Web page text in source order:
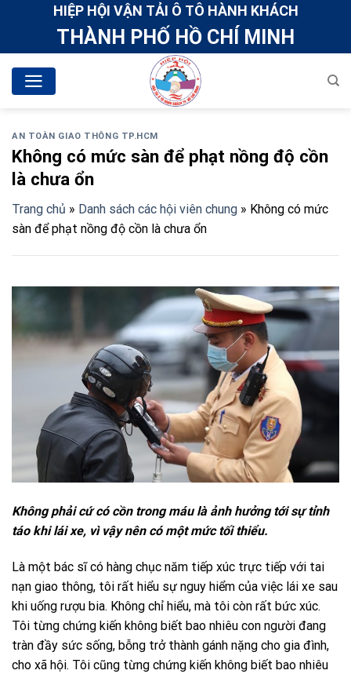
HIỆP HỘI VẬN TẢI Ô TÔ HÀNH KHÁCH
THÀNH PHỐ HỒ CHÍ MINH
AN TOÀN GIAO THÔNG TP.HCM
Không có mức sàn để phạt nồng độ cồn
là chưa ổn
Trang chủ » Danh sách các hội viên chung » Không có mức
sàn để phạt nồng độ cồn là chưa ổn
Không phải cứ có cồn trong máu là ảnh hưởng tới sự tỉnh
táo khi lái xe, vì vậy nên có một mức tối thiểu.
Là một bác sĩ có hàng chục năm tiếp xúc trực tiếp với tai
nạn giao thông, tôi rất hiểu sự nguy hiểm của việc lái xe sau
khi uống rượu bia. Không chỉ hiểu, mà tôi còn rất bức xúc.
Tôi từng chứng kiến không biết bao nhiêu con người đang
tràn đầy sức sống, bỗng trở thành gánh nặng cho gia đình,
cho xã hội. Tôi cũng từng chứng kiến không biết bao nhiêu